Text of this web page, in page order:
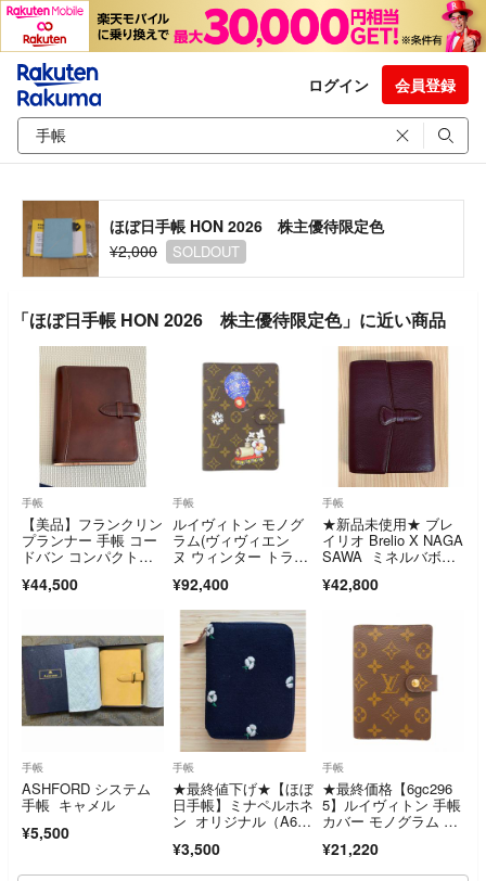
ログイン 会員登録
ほぼ日手帳 HON 2026 株主優待限定色
¥2,000
SOLDOUT
「ほぼ日手帳 HON 2026 株主優待限定色」に近い商品
手帳
【美品】フランクリン
プランナー 手帳 コー
ドバン コンパクトサ
ン
¥44,500
手帳
ルイヴィトン モノグ
ラム(ヴィヴィエン
ヌ ウィンター トラベ
1466 オーガナイザー
¥92,400
手帳
★新品未使用★ ブレ
イリオ Brelio X NAGA
SAWA ミネルバボッ
ニ 6 フラップ 20mm
¥42,800
手帳
ASHFORD システム
手帳 キャメル
¥5,500
手帳
★最終値下げ★【ほぼ
日手帳】ミナペルホネ
ン オリジナル（A6）
¥3,500
手帳
★最終価格【6gc296
5】ルイヴィトン 手帳
カバー モノグラム ア
5 ブラウン【中古】メ
ンズ レディース ユニ
¥21,220